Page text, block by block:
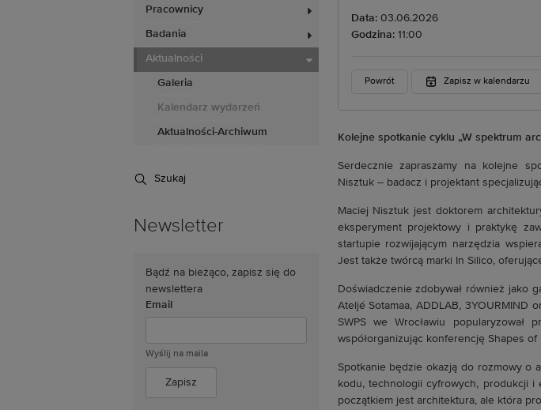
Pracownicy
Badania
Aktualności
Galeria
Kalendarz wydarzeń
Aktualności-Archiwum
Szukaj
Newsletter
Bądź na bieżąco, zapisz się do
newslettera
Email
Wyślij na maila
Data:03.06.2026
Godzina:11:00
Powrót Zapisz w kalendarzu
Kolejne spotkanie cyklu „W spektrum
Serdecznie zapraszamy na kolejne
Nisztuk – badacz i projektant
Maciej Nisztuk jest doktorem
eksperyment projektowy i praktykę
startupie rozwijającym narzędzia
Jest także twórcą marki In Silico,
Doświadczenie zdobywał również jako
Ateljé Sotamaa, ADDLAB, 3YOURMIND
SWPS we Wrocławiu popularyzował
współorganizując konferencję Shapes of
Spotkanie będzie okazją do rozmowy o
kodu, technologii cyfrowych, produkcji i
początkiem jest architektura, ale która